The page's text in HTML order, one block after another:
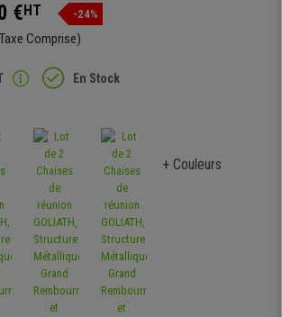
€HT -24%
Comprise)
En Stock
+ Couleurs